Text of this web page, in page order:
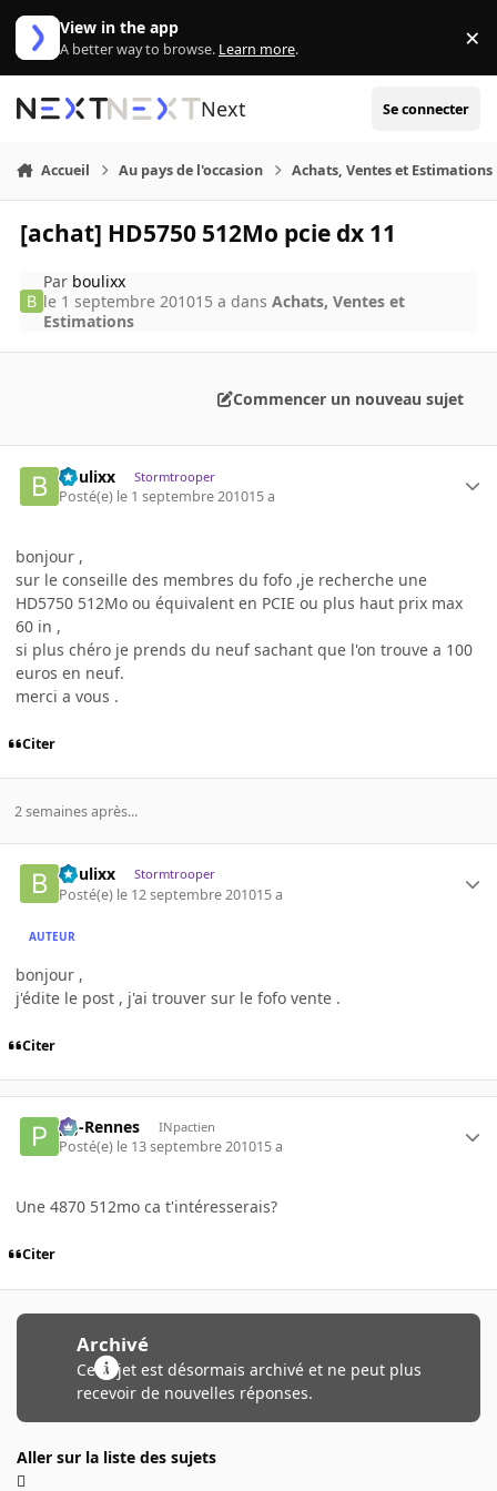
Aller au contenu
View in the app
A better way to browse. Learn more. ×
Next Se connecter
Accueil Au pays de l'occasion Achats, Ventes et Estimations
[achat] HD5750 512Mo pcie dx 11
Par boulixx
le 1 septembre 201015 a dansAchats, Ventes et
Estimations
Commencer un nouveau sujet
boulixx Stormtrooper
Posté(e) le 1 septembre 201015 a
bonjour ,
sur le conseille des membres du fofo ,je recherche une
HD5750 512Mo ou équivalent en PCIE ou plus haut prix max
60 in ,
si plus chéro je prends du neuf sachant que l'on trouve a 100
euros en neuf.
merci a vous .
Citer
2 semaines après...
boulixx Stormtrooper
Posté(e) le 12 septembre 201015 a
AUTEUR
bonjour ,
j'édite le post , j'ai trouver sur le fofo vente .
Citer
pg-Rennes INpactien
Posté(e) le 13 septembre 201015 a
Une 4870 512mo ca t'intéresserais?
Citer
Archivé
Ce sujet est désormais archivé et ne peut plus
recevoir de nouvelles réponses.
Aller sur la liste des sujets